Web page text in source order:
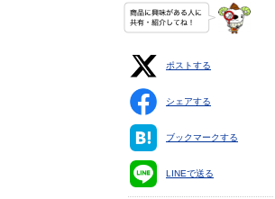
ポストする
シェアする
ブックマークする
LINEで送る